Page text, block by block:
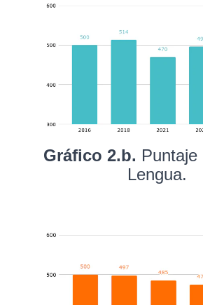
Gráfico 2.b. Puntaje
Lengua.